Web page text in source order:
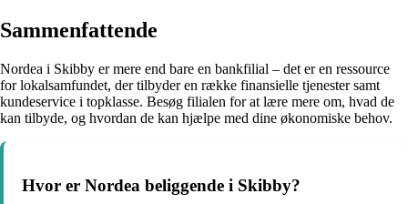
Sammenfattende
Nordea i Skibby er mere end bare en bankfilial – det er en ressource
for lokalsamfundet, der tilbyder en række finansielle tjenester samt
kundeservice i topklasse. Besøg filialen for at lære mere om, hvad de
kan tilbyde, og hvordan de kan hjælpe med dine økonomiske behov.
Hvor er Nordea beliggende i Skibby?